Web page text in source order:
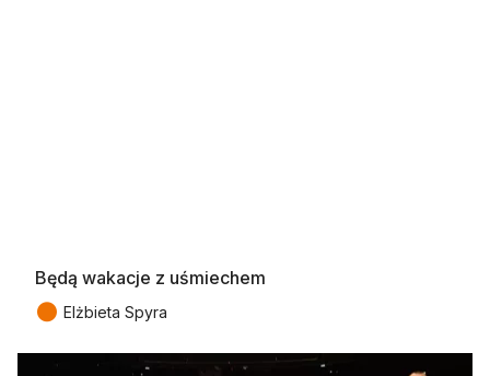
Będą wakacje z uśmiechem
● Elżbieta Spyra